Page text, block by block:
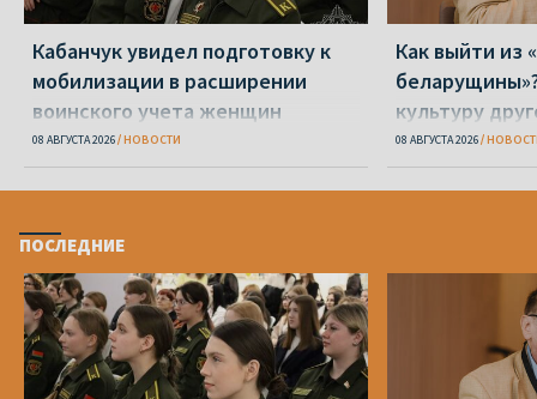
Кабанчук увидел подготовку к
мобилизации в расширении
воинского учета женщин
08 АВГУСТА 2026 НОВОСТИ
Как выйти из
культуру
08 АВГУСТА 2026
ПОСЛЕДНИЕ